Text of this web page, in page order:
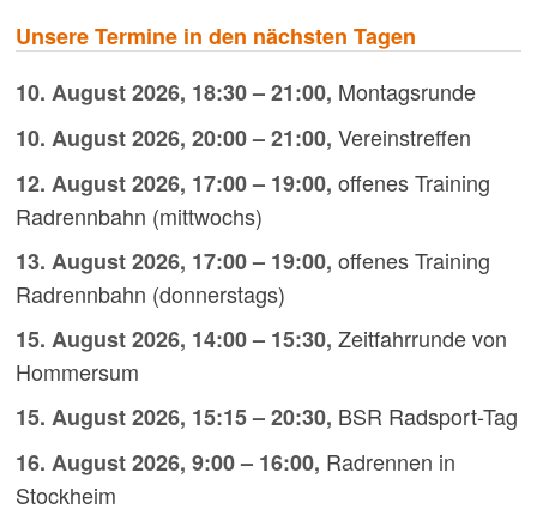
Unsere Termine in den nächsten Tagen
10. August 2026, 18:30– 21:00, Montagsrunde
10. August 2026, 20:00– 21:00, Vereinstreffen
12. August 2026, 17:00– 19:00, offenes Training
Radrennbahn (mittwochs)
13. August 2026, 17:00– 19:00, offenes Training
Radrennbahn (donnerstags)
15. August 2026, 14:00– 15:30, Zeitfahrrunde von
Hommersum
15. August 2026, 15:15– 20:30, BSR Radsport-Tag
16. August 2026, 9:00– 16:00, Radrennen in
Stockheim